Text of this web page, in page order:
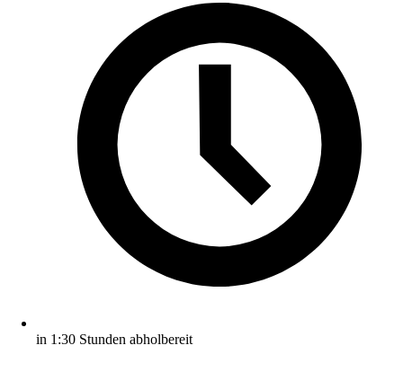
in 1:30 Stunden abholbereit